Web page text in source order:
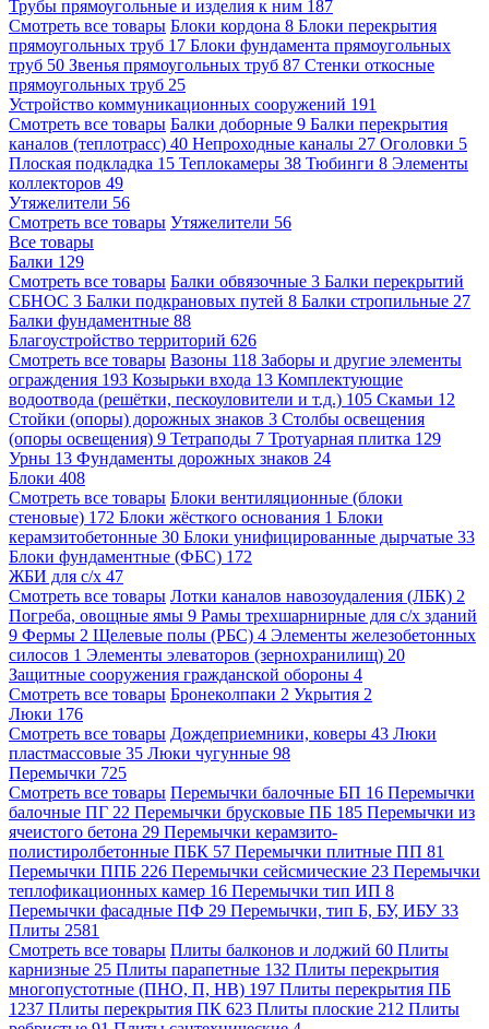
Трубы прямоугольные и изделия к ним 187
Смотреть все товары Блоки кордона 8 Блоки перекрытия
прямоугольных труб 17 Блоки фундамента прямоугольных
труб 50 Звенья прямоугольных труб 87 Стенки откосные
прямоугольных труб 25
Устройство коммуникационных сооружений 191
Смотреть все товары Балки доборные 9 Балки перекрытия
каналов (теплотрасс) 40 Непроходные каналы 27 Оголовки 5
Плоская подкладка 15 Теплокамеры 38 Тюбинги 8 Элементы
коллекторов 49
Утяжелители 56
Смотреть все товары Утяжелители 56
Все товары
Балки 129
Смотреть все товары Балки обвязочные 3 Балки перекрытий
СБНОС 3 Балки подкрановых путей 8 Балки стропильные 27
Балки фундаментные 88
Благоустройство территорий 626
Смотреть все товары Вазоны 118 Заборы и другие элементы
ограждения 193 Козырьки входа 13 Комплектующие
водоотвода (решётки, пескоуловители и т.д.) 105 Скамьи 12
Стойки (опоры) дорожных знаков 3 Столбы освещения
(опоры освещения) 9 Тетраподы 7 Тротуарная плитка 129
Урны 13 Фундаменты дорожных знаков 24
Блоки 408
Смотреть все товары Блоки вентиляционные (блоки
стеновые) 172 Блоки жёсткого основания 1 Блоки
керамзитобетонные 30 Блоки унифицированные дырчатые 33
Блоки фундаментные (ФБС) 172
ЖБИ для с/х 47
Смотреть все товары Лотки каналов навозоудаления (ЛБК) 2
Погреба, овощные ямы 9 Рамы трехшарнирные для с/х зданий
9 Фермы 2 Щелевые полы (РБС) 4 Элементы железобетонных
силосов 1 Элементы элеваторов (зернохранилищ) 20
Защитные сооружения гражданской обороны 4
Смотреть все товары Бронеколпаки 2 Укрытия 2
Люки 176
Смотреть все товары Дождеприемники, коверы 43 Люки
пластмассовые 35 Люки чугунные 98
Перемычки 725
Смотреть все товары Перемычки балочные БП 16 Перемычки
балочные ПГ 22 Перемычки брусковые ПБ 185 Перемычки из
ячеистого бетона 29 Перемычки керамзито-
полистиролбетонные ПБК 57 Перемычки плитные ПП 81
Перемычки ППБ 226 Перемычки сейсмические 23 Перемычки
теплофикационных камер 16 Перемычки тип ИП 8
Перемычки фасадные ПФ 29 Перемычки, тип Б, БУ, ИБУ 33
Плиты 2581
Смотреть все товары Плиты балконов и лоджий 60 Плиты
карнизные 25 Плиты парапетные 132 Плиты перекрытия
многопустотные (ПНО, П, НВ) 197 Плиты перекрытия ПБ
1237 Плиты перекрытия ПК 623 Плиты плоские 212 Плиты